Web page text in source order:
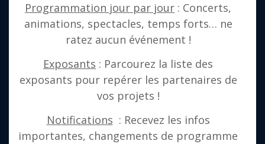
Programmation jour par jour : Concerts,
animations, spectacles, temps forts… ne
ratez aucun événement !
Exposants : Parcourez la liste des
exposants pour repérer les partenaires de
vos projets !
Notifications : Recevez les infos
importantes, changements de programme